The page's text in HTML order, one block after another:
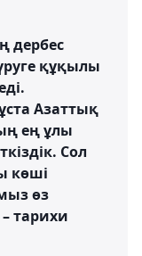
дербес
құқылы
Азаттық
ең ұлы
Сол
көші
өз
– тарихи